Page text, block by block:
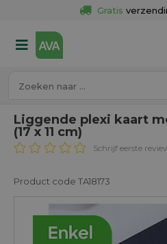
Gratis
Liggende plexi kaart
(17 x 11 cm)
Schrijf eerste
Product code TA18173